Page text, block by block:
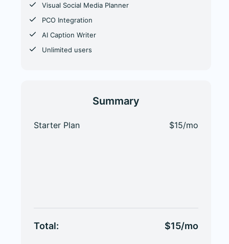
Visual Social Media Planner
PCO Integration
AI Caption Writer
Unlimited users
Summary
Starter Plan $15/mo
Total: $15/mo